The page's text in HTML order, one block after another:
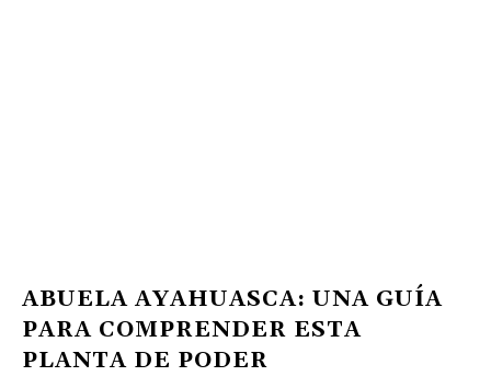
ABUELA AYAHUASCA: UNA GUÍA
PARA COMPRENDER ESTA
PLANTA DE PODER